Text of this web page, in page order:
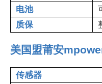
电池
质保
美国盟莆安
传感器